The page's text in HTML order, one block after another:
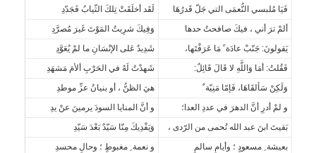
فَيَا مُلبسي النُّعمَى التي جَلّ قَدرُهَا
لَقَد أخلَقَتْ تِلكَ الثّيابُ فَجَدّدِ
ألمْ ترَ أني ، فيكَ صافحتُ حدها
وَفِيكَ شرِبتُ المَوْتَ غَيرَ مُصرَّدِ
يَقولونَ: جَنّبْ عادَة ً مَا عَرَفْتَها،
شَدِيدٌ عَلى الإنْسَانِ ما لمْ يُعَوَّدِ
فَقُلتُ: أمَا وَاللَّهِ لا قَالَ قَائِلٌ:
شَهدْتُ لَهُ في الحَرْبِ ألأمَ مَشهَدِ
وَلَكِنْ سَألقَاهَا، فَإمّا مَنِيّة ٌ
هيَ الظنُّ ، أو بنيانُ عزِّ موطدِ
و لمْ أدرِ أنَّ الدهرَ في عددِ العدا؛
و أنَّ المنايا السودَ يرمينَ عنْ يدِ
بَقيتَ ابنَ عبد الله تُحمى من الرّدى ،
وَيَفْدِيكَ مِنّا سَيّدٌ بَعْدَ سَيّدِ
بعيشة ِ مسعودٍ ؛ وأيامِ سالمٍ
و نعمة ِ مغبوطٍ ؛ وحالِ محسدِ